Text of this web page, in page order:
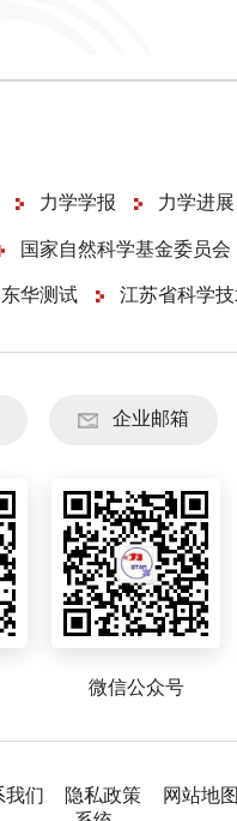
力学学报 力学进展
国家自然科学基金委员会
东华测试 江苏省科学
企业邮箱
微信公众号
我们 隐私政策 网站地图